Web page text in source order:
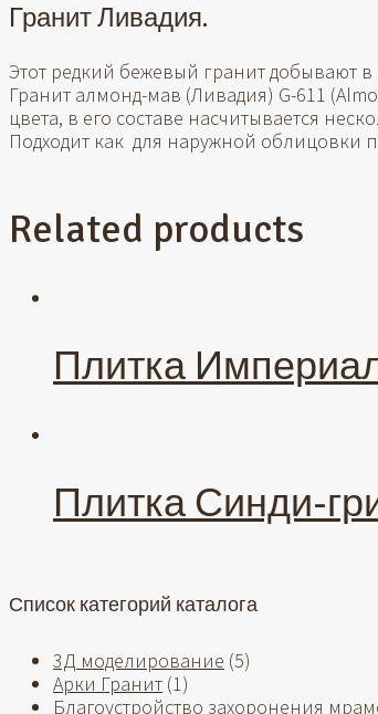
Гранит Ливадия.
Этот редкий бежевый гранит добывают в
Гранит алмонд-мав (Ливадия) G-611
цвета, в его составе насчитывается
Подходит как для наружной облицовки
Related products
Плитка
Плитка Синди-
Список категорий каталога
3Д моделирование (5)
Арки Гранит (1)
Благоустройство захоронения